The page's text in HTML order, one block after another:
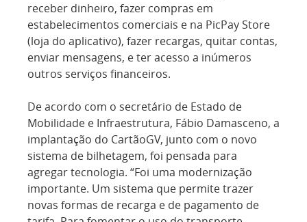
receber dinheiro, fazer compras em
estabelecimentos comerciais e na PicPay Store
(loja do aplicativo), fazer recargas, quitar contas,
enviar mensagens, e ter acesso a inúmeros
outros serviços financeiros.
De acordo com o secretário de Estado de
Mobilidade e Infraestrutura, Fábio Damasceno, a
implantação do CartãoGV, junto com o novo
sistema de bilhetagem, foi pensada para
agregar tecnologia. “Foi uma modernização
importante. Um sistema que permite trazer
novas formas de recarga e de pagamento de